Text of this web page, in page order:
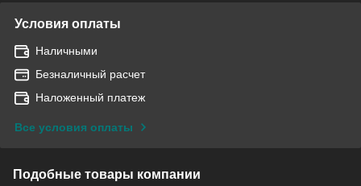
Условия оплаты
Наличными
Безналичный расчет
Наложенный платеж
Все условия оплаты
Подобные товары компании